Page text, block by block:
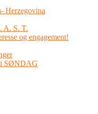
Herzegovina
A. S. T.
og engagement!
i SØNDAG